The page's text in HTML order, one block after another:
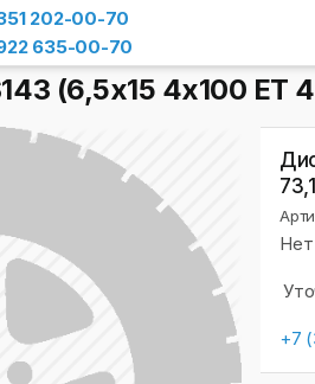
202-00-70
635-00-70
(6,5х15 4x100 ET
Нет
+7